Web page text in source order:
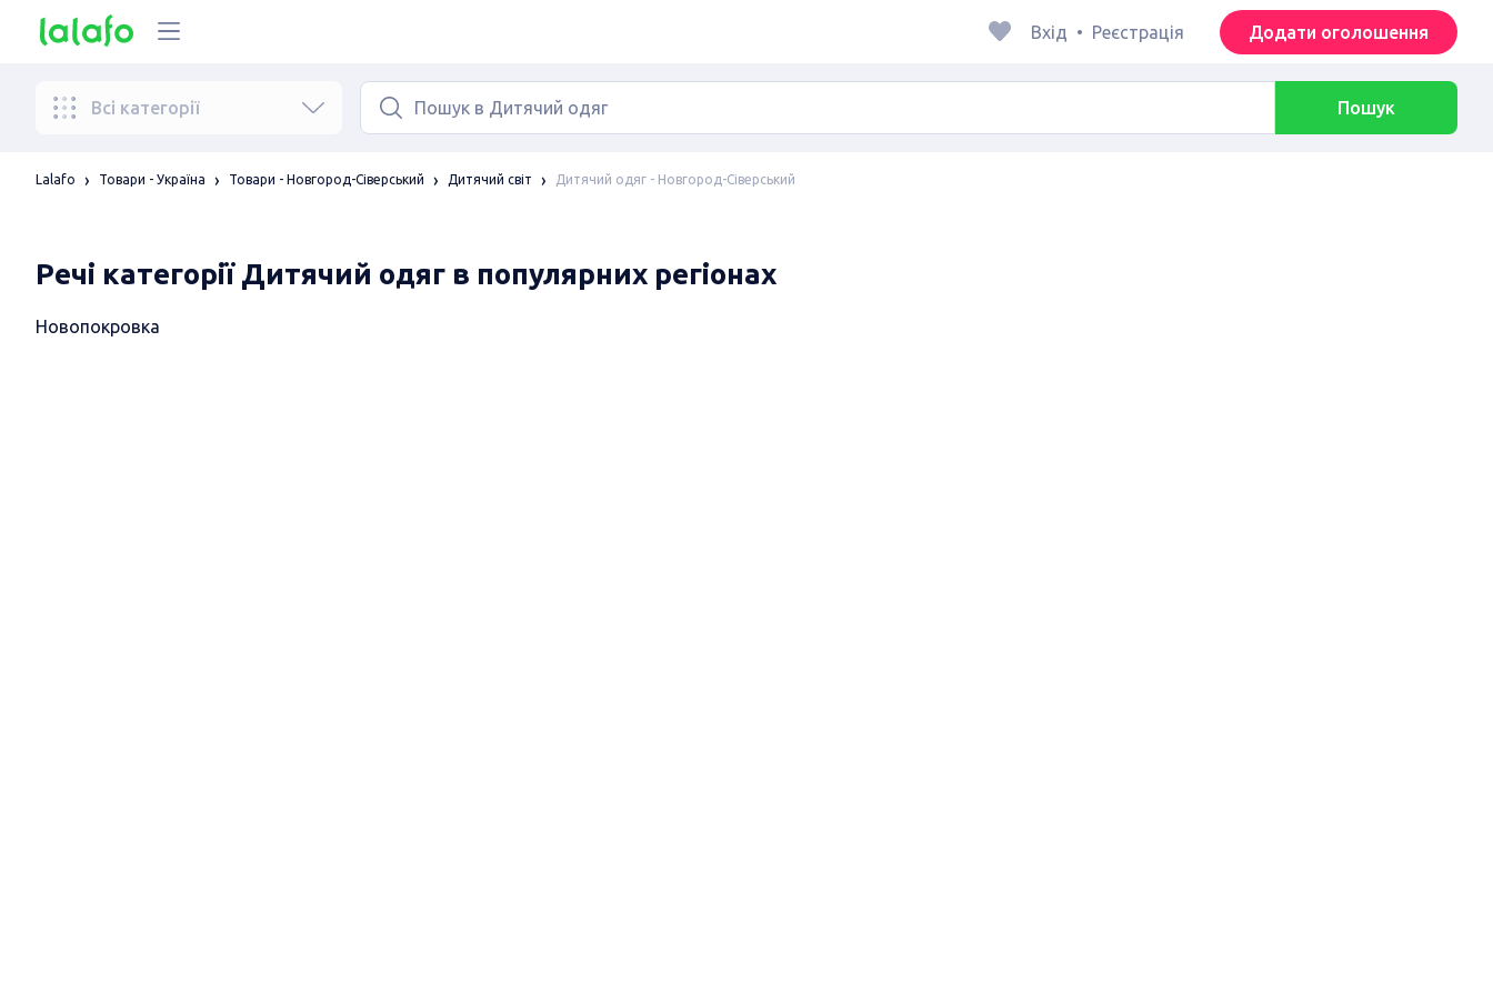
Вхід • Реєстрація Додати оголошення
Всі категорії Пошук
Lalafo Товари - Україна Товари - Новгород-Сіверський Дитячий світ Дитячий одяг - Новгород-Сіверський
Речі категорії Дитячий одяг в популярних регіонах
Новопокровка